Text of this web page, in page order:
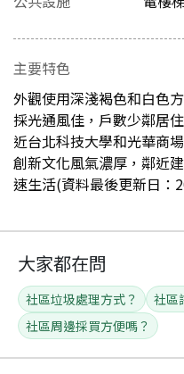
主要特色
外觀使用深淺褐色和白色
採光通風佳，戶數少鄰居
近台北科技大學和光華商
創新文化風氣濃厚，鄰近
速生活(資料最後更新日：
大家都在問
社區垃圾處理方式？ 社區
社區周邊採買方便嗎？